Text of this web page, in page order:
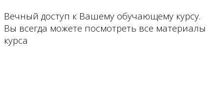
Вечный доступ к Вашему обучающему курсу.
Вы всегда можете посмотреть все материалы
курса